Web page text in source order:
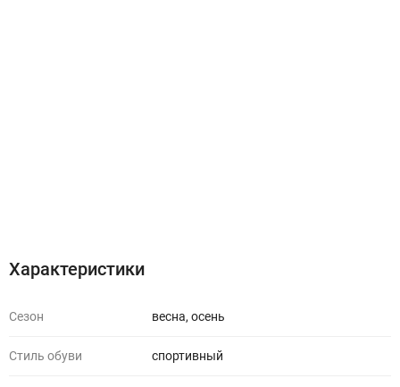
Характеристики
Сезон весна, осень
Стиль обуви спортивный